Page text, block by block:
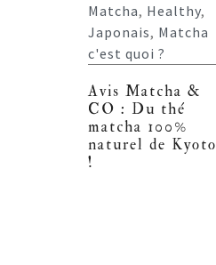
Matcha, Healthy,
Japonais, Matcha
c'est quoi ?
Avis Matcha &
CO : Du thé
matcha 100%
naturel de Kyoto
!